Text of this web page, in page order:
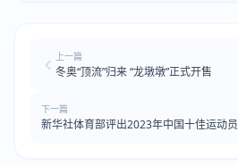
上一篇
冬奥“顶流”归来 “龙墩墩”正式开售
下一篇
新华社体育部评出2023年中国十佳运动员